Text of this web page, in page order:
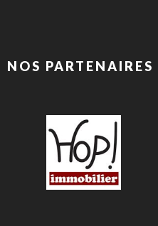
NOS PARTENAIRES